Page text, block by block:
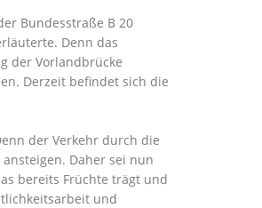
Bundesstraße B 20
Denn das
der Vorlandbrücke
Derzeit befindet sich die
der Verkehr durch die
Daher sei nun
bereits Früchte trägt und
und